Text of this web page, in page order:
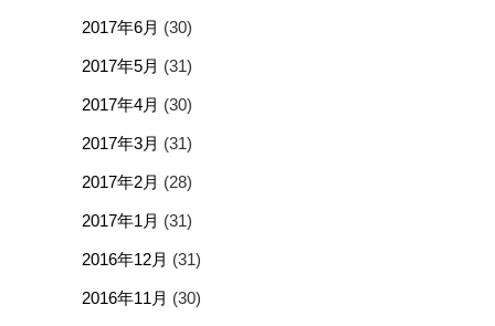
2017年6月 (30)
2017年5月 (31)
2017年4月 (30)
2017年3月 (31)
2017年2月 (28)
2017年1月 (31)
2016年12月 (31)
2016年11月 (30)